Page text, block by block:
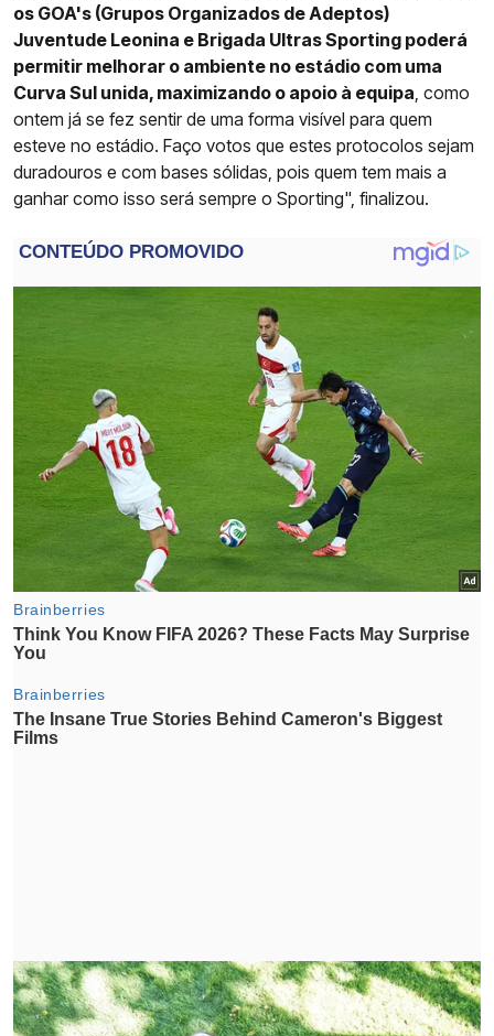
os GOA's (Grupos Organizados de Adeptos)
Juventude Leonina e Brigada Ultras Sporting poderá
permitir melhorar o ambiente no estádio com uma
Curva Sul unida, maximizando o apoio à equipa , como
ontem já se fez sentir de uma forma visível para quem
esteve no estádio. Faço votos que estes protocolos sejam
duradouros e com bases sólidas, pois quem tem mais a
ganhar como isso será sempre o Sporting", finalizou.